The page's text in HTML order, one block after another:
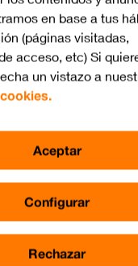
y el móvil
datos móviles
en base a tus
(páginas visitadas,
acceso, etc) Si
un vistazo a
Configurar
Rechazar
Aceptar